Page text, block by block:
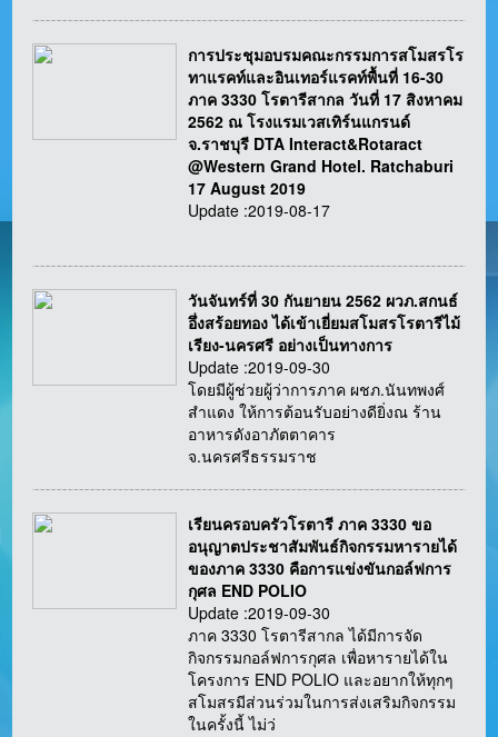
การประชุมอบรมคณะกรรมการสโมสรโร
ทาแรคท์และอินเทอร์แรคท์พื้นที่ 16-30
ภาค 3330 โรตารีสากล วันที่ 17 สิงหาคม
2562 ณ โรงแรมเวสเทิร์นแกรนด์
จ.ราชบุรี DTA Interact&Rotaract
@Western Grand Hotel. Ratchaburi
17 August 2019
Update :2019-08-17
วันจันทร์ที่ 30 กันยายน 2562 ผวภ.สกนธ์
อึ่งสร้อยทอง ได้เข้าเยี่ยมสโมสรโรตารีไม้
เรียง-นครศรี อย่างเป็นทางการ
Update :2019-09-30
โดยมีผู้ช่วยผู้ว่าการภาค ผชภ.นันทพงศ์
สำแดง ให้การต้อนรับอย่างดียิ่งณ ร้าน
อาหารดังอาภัตตาคาร
จ.นครศรีธรรมราช
เรียนครอบครัวโรตารี ภาค 3330 ขอ
อนุญาตประชาสัมพันธ์กิจกรรมหารายได้
ของภาค 3330 คือการแข่งขันกอล์ฟการ
กุศล END POLIO
Update :2019-09-30
ภาค 3330 โรตารีสากล ได้มีการจัด
กิจกรรมกอล์ฟการกุศล เพื่อหารายได้ใน
โครงการ END POLIO และอยากให้ทุกๆ
สโมสรมีส่วนร่วมในการส่งเสริมกิจกรรม
ในครั้งนี้ ไม่ว่